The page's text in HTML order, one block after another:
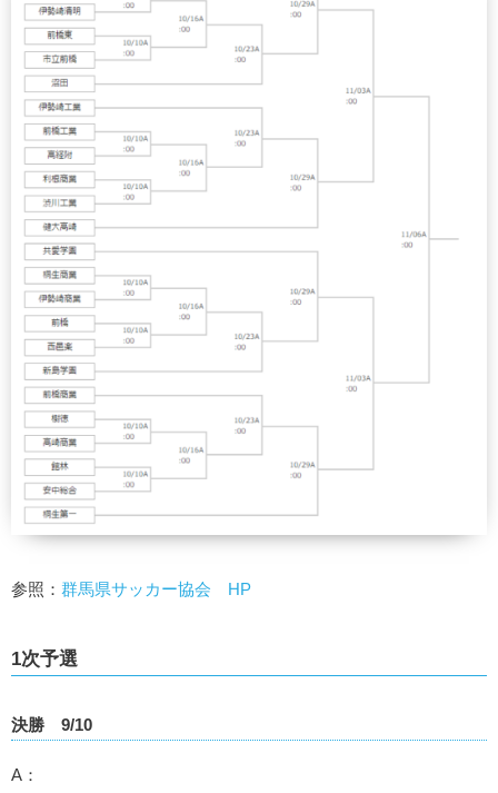
参照： 群馬県サッカー協会 HP
1次予選
決勝 9/10
A：